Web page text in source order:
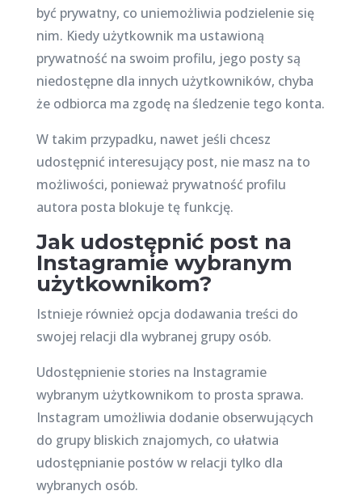
być prywatny, co uniemożliwia podzielenie się
nim. Kiedy użytkownik ma ustawioną
prywatność na swoim profilu, jego posty są
niedostępne dla innych użytkowników, chyba
że odbiorca ma zgodę na śledzenie tego konta.
W takim przypadku, nawet jeśli chcesz
udostępnić interesujący post, nie masz na to
możliwości, ponieważ prywatność profilu
autora posta blokuje tę funkcję.
Jak udostępnić post na
Instagramie wybranym
użytkownikom?
Istnieje również opcja dodawania treści do
swojej relacji dla wybranej grupy osób.
Udostępnienie stories na Instagramie
wybranym użytkownikom to prosta sprawa.
Instagram umożliwia dodanie obserwujących
do grupy bliskich znajomych, co ułatwia
udostępnianie postów w relacji tylko dla
wybranych osób.